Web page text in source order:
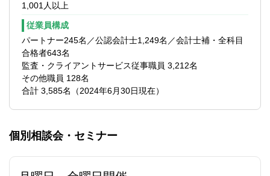
1,001人以上
従業員構成
パートナー245名／公認会計士1,249名／会計士補・全科目
合格者643名
監査・クライアントサービス従事職員 3,212名
その他職員 128名
合計 3,585名（2024年6月30日現在）
個別相談会・セミナー